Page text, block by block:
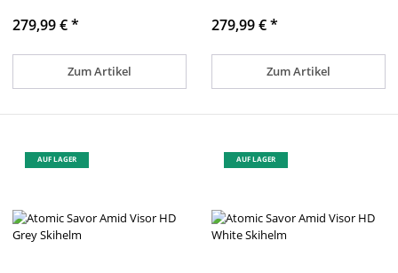
279,99 €*
Zum Artikel
279,99 €*
Zum Artikel
AUF LAGER AUF LAGER